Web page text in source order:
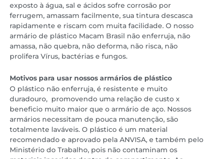
exposto à água, sal e ácidos sofre corrosão por
ferrugem, amassam facilmente, sua tintura descasca
rapidamente e riscam com muita facilidade. O nosso
armário de plástico Macam Brasil não enferruja, não
amassa, não quebra, não deforma, não risca, não
prolifera Vírus, bactérias e fungos.
Motivos para usar nossos armários de plástico
O plástico não enferruja, é resistente e muito
duradouro, promovendo uma relação de custo x
beneficio muito maior que o armário de aço. Nossos
armários necessitam de pouca manutenção, são
totalmente laváveis. O plástico é um material
recomendado e aprovado pela ANVISA, e também pelo
Ministério do Trabalho, pois não contaminam os